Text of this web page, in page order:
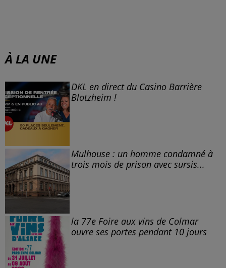
À LA UNE
DKL en direct du Casino Barrière
Blotzheim !
Mulhouse : un homme condamné à
trois mois de prison avec sursis...
la 77e Foire aux vins de Colmar
ouvre ses portes pendant 10 jours